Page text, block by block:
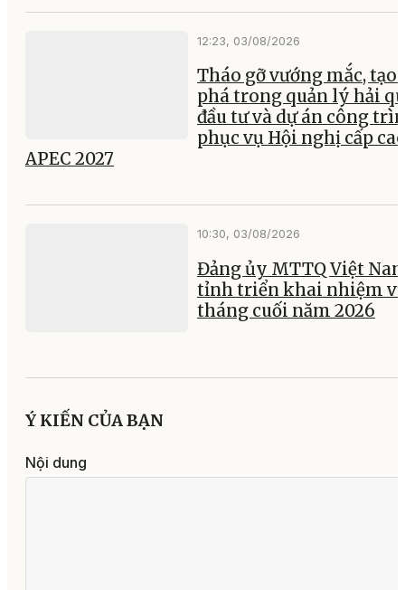
12:23, 03/08/2026
Tháo gỡ vướng mắc, tạo
phá trong quản lý hải
đầu tư và dự án công
phục vụ Hội nghị cấp
APEC 2027
10:30, 03/08/2026
Đảng ủy MTTQ Việt
tỉnh triển khai nhiệm
tháng cuối năm 2026
Ý KIẾN CỦA BẠN
Nội dung